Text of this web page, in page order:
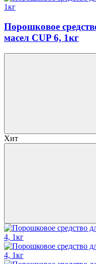
Порошковое
масел CUP 6, 1кг
Хит